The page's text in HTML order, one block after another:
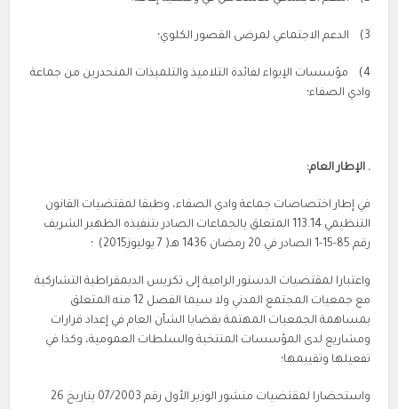
3) الدعم الاجتماعي لمرضى القصور الكلوي؛
4) مؤسسات الإيواء لفائدة التلاميذ والتلميذات المنحدرين من جماعة
وادي الصفاء؛
. الإطار العام:
في إطار اختصاصات جماعة وادي الصفاء، وطبقا لمقتضيات القانون
التنظيمي 113.14 المتعلق بالجماعات الصادر بتنفيذه الظهير الشريف
رقم 85-15-1 الصادر في 20 رمضان 1436 هـ( 7 يوليوز2015) ؛
واعتبارا لمقتضيات الدستور الرامية إلى تكريس الديمقراطية التشاركية
مع جمعيات المجتمع المدني ولا سيما الفصل 12 منه المتعلق
بمساهمة الجمعيات المهتمة بقضايا الشأن العام في إعداد قرارات
ومشاريع لدى المؤسسات المنتخبة والسلطات العمومية، وكذا في
تفعيلها وتقييمها؛
واستحضارا لمقتضيات منشور الوزير الأول رقم 07/2003 بتاريخ 26